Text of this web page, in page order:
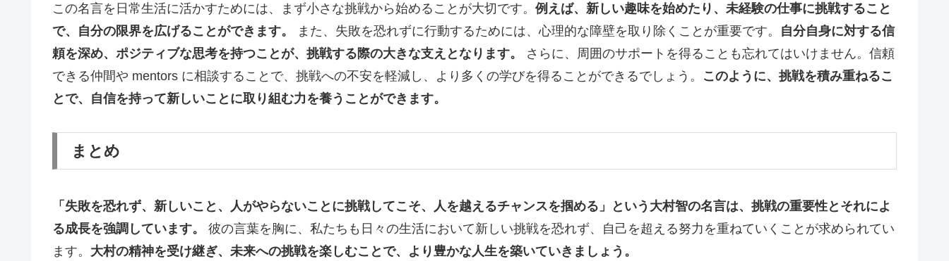
この名言を日常生活に活かすためには、まず小さな挑戦から始めることが大切です。 例えば、新しい趣味を始めたり、未経験の仕事に挑戦すること
で、自分の限界を広げることができます。
また、失敗を恐れずに行動するためには、心理的な障壁を取り除くことが重要です。 自分自身に対する信
頼を深め、ポジティブな思考を持つことが、挑戦する際の大きな支えとなります。
さらに、周囲のサポートを得ることも忘れてはいけません。信頼
できる仲間や mentors に相談することで、挑戦への不安を軽減し、より多くの学びを得ることができるでしょう。 このように、挑戦を積み重ねるこ
とで、自信を持って新しいことに取り組む力を養うことができます。
まとめ
「失敗を恐れず、新しいこと、人がやらないことに挑戦してこそ、人を越えるチャンスを掴める」という大村智の名言は、挑戦の重要性とそれによ
る成長を強調しています。
彼の言葉を胸に、私たちも日々の生活において新しい挑戦を恐れず、自己を超える努力を重ねていくことが求められてい
ます。 大村の精神を受け継ぎ、未来への挑戦を楽しむことで、より豊かな人生を築いていきましょう。